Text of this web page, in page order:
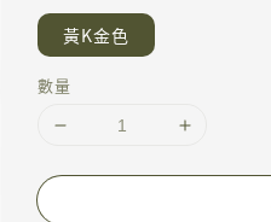
黃K金色
數量